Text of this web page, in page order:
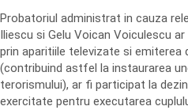
Probatoriul administrat in cauza
Iliescu si Gelu Voican Voiculescu
prin aparitiile televizate si emiterea
(contribuind astfel la instaurarea
terorismului), ar fi participat la
exercitate pentru executarea